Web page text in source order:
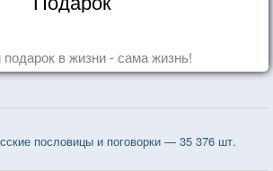
в жизни - сама жизнь!
пословицы и поговорки — 35 376 шт.